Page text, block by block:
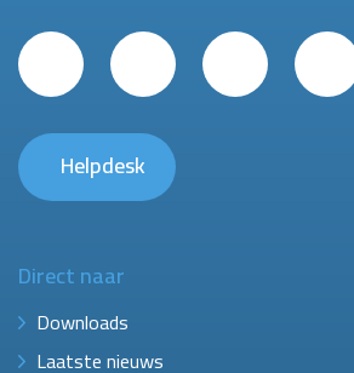
Helpdesk
Direct naar
Downloads
Laatste nieuws